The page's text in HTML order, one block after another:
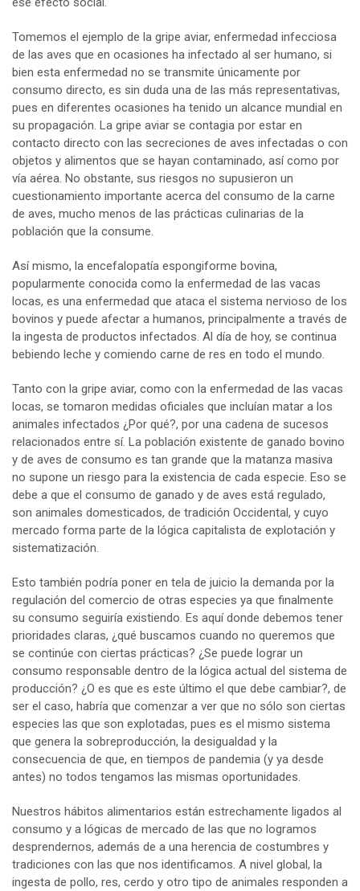
Tomemos el ejemplo de la gripe aviar, enfermedad infecciosa
de las aves que en ocasiones ha infectado al ser humano, si
bien esta enfermedad no se transmite únicamente por
consumo directo, es sin duda una de las más representativas,
pues en diferentes ocasiones ha tenido un alcance mundial en
su propagación. La gripe aviar se contagia por estar en
contacto directo con las secreciones de aves infectadas o con
objetos y alimentos que se hayan contaminado, así como por
vía aérea. No obstante, sus riesgos no supusieron un
cuestionamiento importante acerca del consumo de la carne
de aves, mucho menos de las prácticas culinarias de la
población que la consume.
Así mismo, la encefalopatía espongiforme bovina,
popularmente conocida como la enfermedad de las vacas
locas, es una enfermedad que ataca el sistema nervioso de los
bovinos y puede afectar a humanos, principalmente a través de
la ingesta de productos infectados. Al día de hoy, se continua
bebiendo leche y comiendo carne de res en todo el mundo.
Tanto con la gripe aviar, como con la enfermedad de las vacas
locas, se tomaron medidas oficiales que incluían matar a los
animales infectados ¿Por qué?, por una cadena de sucesos
relacionados entre sí. La población existente de ganado bovino
y de aves de consumo es tan grande que la matanza masiva
no supone un riesgo para la existencia de cada especie. Eso se
debe a que el consumo de ganado y de aves está regulado,
son animales domesticados, de tradición Occidental, y cuyo
mercado forma parte de la lógica capitalista de explotación y
sistematización.
Esto también podría poner en tela de juicio la demanda por la
regulación del comercio de otras especies ya que finalmente
su consumo seguiría existiendo. Es aquí donde debemos tener
prioridades claras, ¿qué buscamos cuando no queremos que
se continúe con ciertas prácticas? ¿Se puede lograr un
consumo responsable dentro de la lógica actual del sistema de
producción? ¿O es que es este último el que debe cambiar?, de
ser el caso, habría que comenzar a ver que no sólo son ciertas
especies las que son explotadas, pues es el mismo sistema
que genera la sobreproducción, la desigualdad y la
consecuencia de que, en tiempos de pandemia (y ya desde
antes) no todos tengamos las mismas oportunidades.
Nuestros hábitos alimentarios están estrechamente ligados al
consumo y a lógicas de mercado de las que no logramos
desprendernos, además de a una herencia de costumbres y
tradiciones con las que nos identificamos. A nivel global, la
ingesta de pollo, res, cerdo y otro tipo de animales responden a